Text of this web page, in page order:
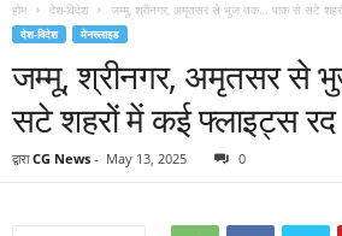
होम देश-विदेश जम्मू, श्रीनगर, अमृतसर से भुज तक… पाक से सटे
देश-विदेश मेनस्लाइड
जम्मू, श्रीनगर, अमृतसर से
सटे शहरों में कई फ्लाइट्स रद
द्वारा CG News - May 13, 2025 0